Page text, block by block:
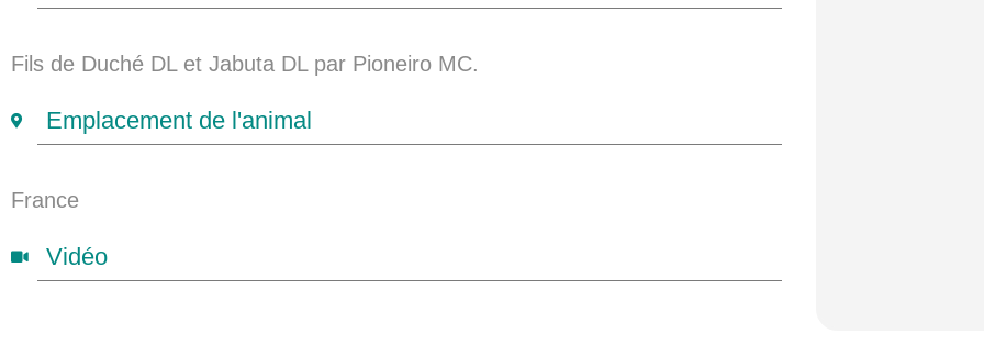
Fils de Duché DL et Jabuta DL par Pioneiro MC.
Emplacement de l'animal
France
Vidéo